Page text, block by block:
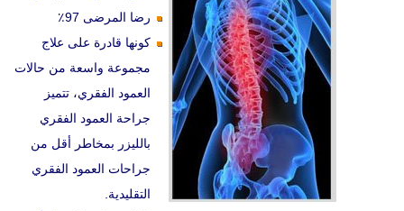
رضا المرضى 97٪
كونها قادرة على علاج
مجموعة واسعة من حالات
العمود الفقري، تتميز
جراحة العمود الفقري
بالليزر بمخاطر أقل من
جراحات العمود الفقري
التقليدية.